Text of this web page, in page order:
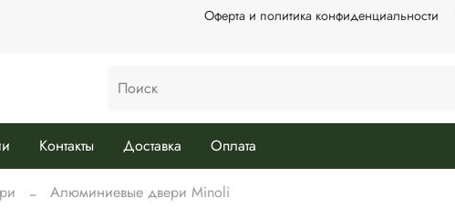
Оферта и политика конфиденциальности
Контакты Доставка Оплата
Алюминиевые двери Minoli